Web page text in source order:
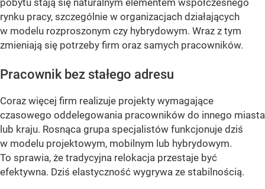
pobytu stają się naturalnym elementem współczesnego
rynku pracy, szczególnie w organizacjach działających
w modelu rozproszonym czy hybrydowym. Wraz z tym
zmieniają się potrzeby firm oraz samych pracowników.
Pracownik bez stałego adresu
Coraz więcej firm realizuje projekty wymagające
czasowego oddelegowania pracowników do innego miasta
lub kraju. Rosnąca grupa specjalistów funkcjonuje dziś
w modelu projektowym, mobilnym lub hybrydowym.
To sprawia, że tradycyjna relokacja przestaje być
efektywna. Dziś elastyczność wygrywa ze stabilnością.